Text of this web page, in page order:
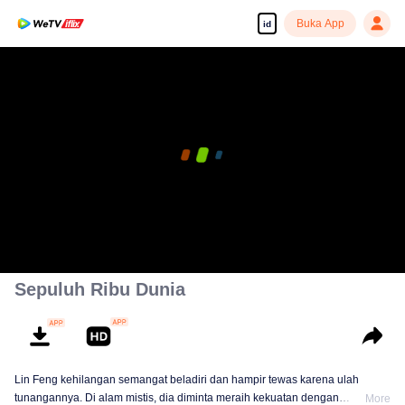
id Buka App
Sepuluh Ribu Dunia
Lin Feng kehilangan semangat beladiri dan hampir tewas karena ulah
tunangannya. Di alam mistis, dia diminta meraih kekuatan dengan
More